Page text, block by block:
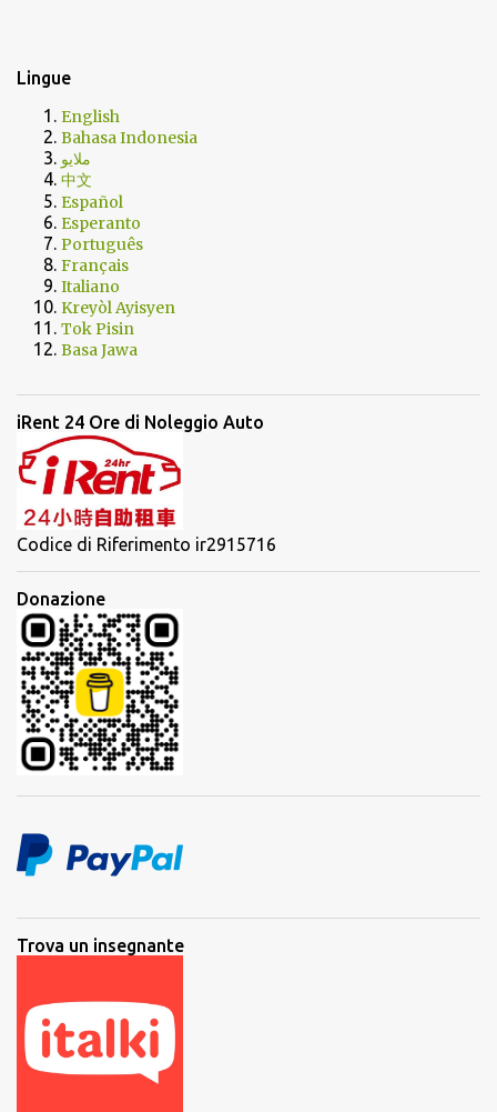
Lingue
English
Bahasa Indonesia
ملايو
中文
Español
Esperanto
Português
Français
Italiano
Kreyòl Ayisyen
Tok Pisin
Basa Jawa
iRent 24 Ore di Noleggio Auto
Codice di Riferimento ir2915716
Donazione
Trova un insegnante